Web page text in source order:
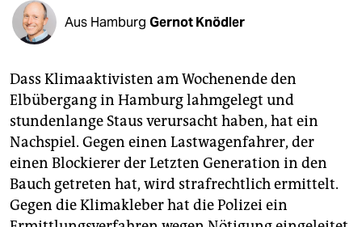
fragen & hilfe
abo
genossenschaft
epaper login
Aus Hamburg Gernot Knödler
Dass Klimaaktivisten am Wochenende den
Elbübergang in Hamburg lahmgelegt und
stundenlange Staus verursacht haben, hat ein
Nachspiel. Gegen einen Lastwagenfahrer, der
einen Blockierer der Letzten Generation in den
Bauch getreten hat, wird strafrechtlich ermittelt.
Gegen die Klimakleber hat die Polizei ein